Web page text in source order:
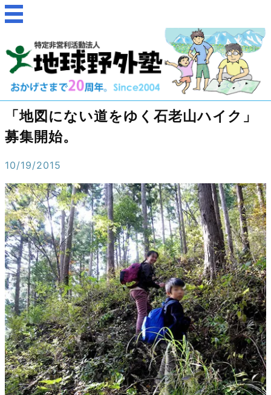
「地図にない道をゆく石老山ハイク」
募集開始。
10/19/2015